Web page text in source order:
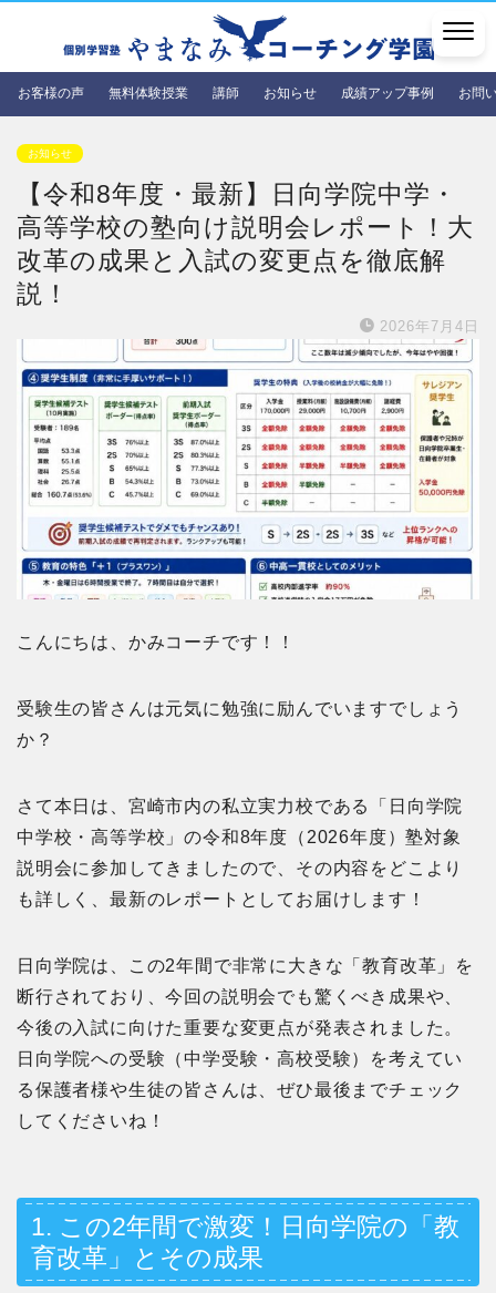
お客様の声 無料体験授業 講師 お知らせ 成績アップ事例 お問
お知らせ
【令和8年度・最新】日向学院中学・
高等学校の塾向け説明会レポート！大
改革の成果と入試の変更点を徹底解
説！
2026年7月4日
こんにちは、かみコーチです！！
受験生の皆さんは元気に勉強に励んでいますでしょう
か？
さて本日は、宮崎市内の私立実力校である「日向学院
中学校・高等学校」の令和8年度（2026年度）塾対象
説明会に参加してきましたので、その内容をどこより
も詳しく、最新のレポートとしてお届けします！
日向学院は、この2年間で非常に大きな「教育改革」を
断行されており、今回の説明会でも驚くべき成果や、
今後の入試に向けた重要な変更点が発表されました。
日向学院への受験（中学受験・高校受験）を考えてい
る保護者様や生徒の皆さんは、ぜひ最後までチェック
してくださいね！
1. この2年間で激変！日向学院の「教
育改革」とその成果